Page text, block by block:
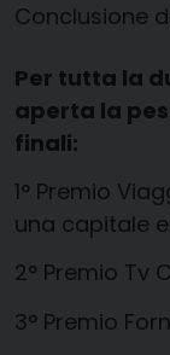
Conclusione
Per tutta la
aperta la
finali:
1° Premio
una capitale
2° Premio Tv
3° Premio